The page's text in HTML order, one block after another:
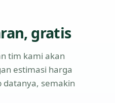
gratis
tim kami akan
estimasi harga
datanya, semakin